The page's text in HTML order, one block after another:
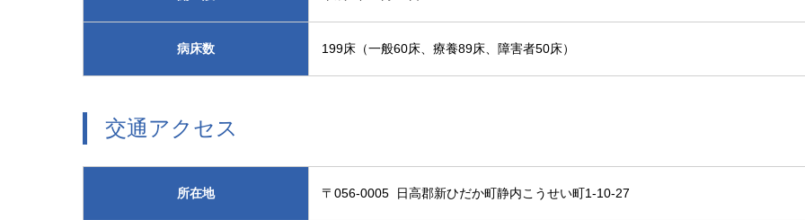
病床数 199床（一般60床、療養89床、障害者50床）
交通アクセス
所在地 〒056-0005 日高郡新ひだか町静内こうせい町1-10-27